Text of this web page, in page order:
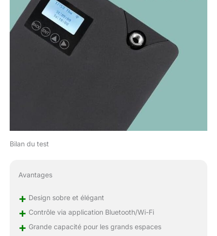
Bilan du test
Avantages
+ Design sobre et élégant
+ Contrôle via application Bluetooth/Wi-Fi
+ Grande capacité pour les grands espaces